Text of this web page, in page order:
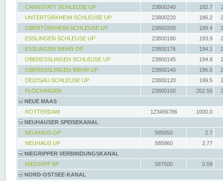
CANNSTATT SCHLEUSE UP
23800240 182.7
UNTERTÜRKHEIM SCHLEUSE UP
23800220 186.2
OBERTÜRKHEIM SCHLEUSE UP
23800200 189.4
ESSLINGEN SCHLEUSE UP
23800180 193.9
ESSLINGEN WEHR OP
23800176 194.1
OBERESSLINGEN SCHLEUSE UP
23800145 194.8
OBERESSLINGEN WEHR UP
23800140 196.5
DEIZISAU SCHLEUSE UP
23800120 199.5
PLOCHINGEN
23800100 202.56
NEUE MAAS
ROTTERDAM
123456786
1000.0
NEUHAUSER SPEISEKANAL
NEUHAUS OP
585850
2.7
NEUHAUS UP
585860
2.77
NIEGRIPPER VERBINDUNGSKANAL
NIEGRIPP BP
587500
0.59
NORD-OSTSEE-KANAL